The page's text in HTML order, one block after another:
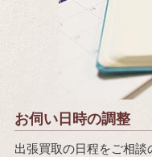
お伺い日時の調整
出張買取の日程をご相